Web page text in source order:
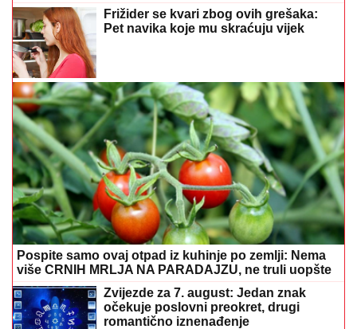
Frižider se kvari zbog ovih grešaka:
Pet navika koje mu skraćuju vijek
Pospite samo ovaj otpad iz kuhinje po zemlji: Nema
više CRNIH MRLJA NA PARADAJZU, ne truli uopšte
Zvijezde za 7. august: Jedan znak
očekuje poslovni preokret, drugi
romantično iznenađenje